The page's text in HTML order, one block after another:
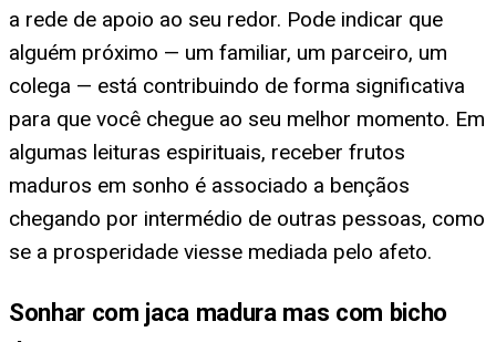
a rede de apoio ao seu redor. Pode indicar que
alguém próximo — um familiar, um parceiro, um
colega — está contribuindo de forma significativa
para que você chegue ao seu melhor momento. Em
algumas leituras espirituais, receber frutos
maduros em sonho é associado a bençãos
chegando por intermédio de outras pessoas, como
se a prosperidade viesse mediada pelo afeto.
Sonhar com jaca madura mas com bicho